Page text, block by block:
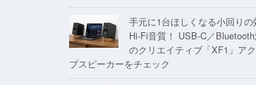
手元に1台ほしくなる小回りの
Hi-Fi音質！ USB-C／
のクリエイティブ「XF1」ア
ブスピーカーをチェック